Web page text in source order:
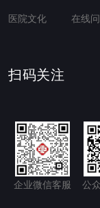
医院文化 在线
扫码关注
企业微信客服 公